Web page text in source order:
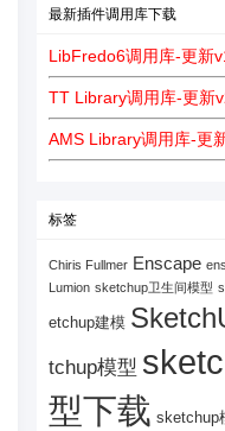
最新插件调用库下载
LibFredo6调用库-更新
TT Library调用库-更新
AMS Library调用库-更
标签
Chiris Fullmer Enscape
Lumion sketchup卫生间模型
etchup建模
tchup模型
型下载 sketchup